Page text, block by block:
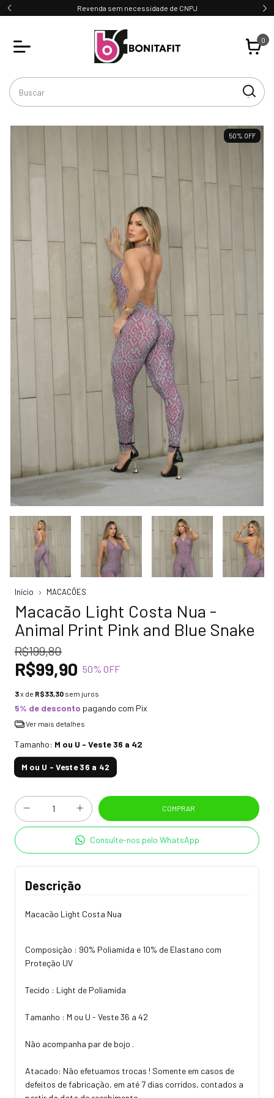
Revenda sem necessidade de CNPJ
0
50% OFF
Início MACACÕES
Macacão Light Costa Nua -
Animal Print Pink and Blue Snake
R$199,80
R$99,90 50% OFF
3x de R$33,30 sem juros
5% de desconto pagando com Pix
Ver mais detalhes
Tamanho: M ou U - Veste 36 a 42
M ou U - Veste 36 a 42
Consulte-nos pelo WhatsApp
Descrição
Macacão Light Costa Nua
Composição : 90% Poliamida e 10% de Elastano com
Proteção UV
Tecido : Light de Poliamida
Tamanho : M ou U - Veste 36 a 42
Não acompanha par de bojo .
Atacado: Não efetuamos trocas ! Somente em casos de
defeitos de fabricação, em até 7 dias corridos, contados a